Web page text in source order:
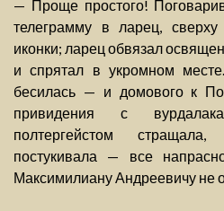
— Проще простого!
телеграмму в ларец,
иконки; ларец обвязал
и спрятал в укромном
бесилась — и домового к
привидения с
полтергейстом
постукивала — все
Максимилиану Андреевичу не